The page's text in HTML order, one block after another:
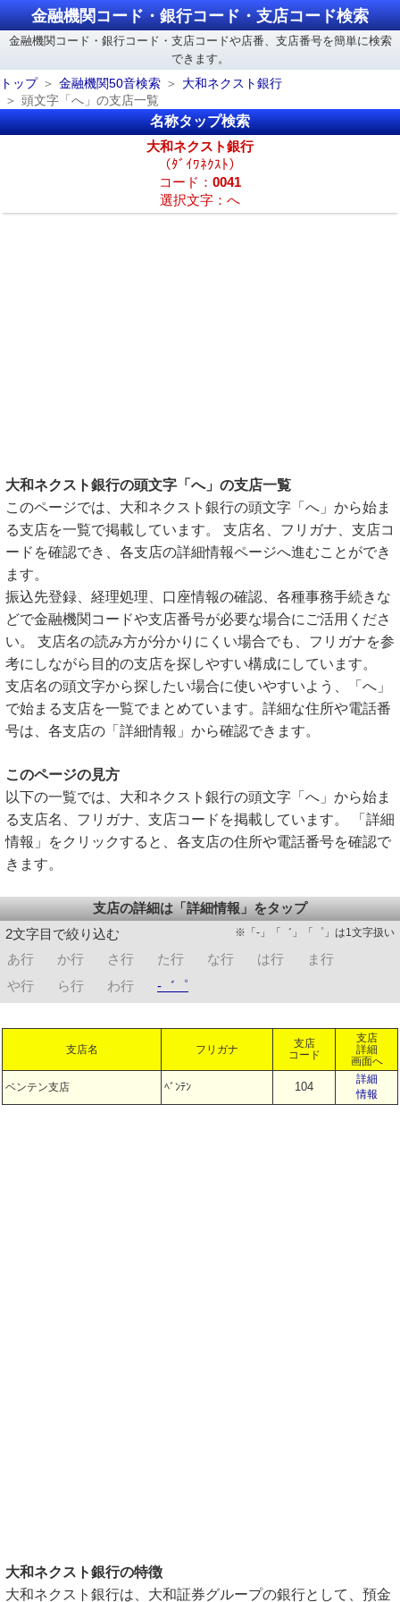
金融機関コード・銀行コード・支店コード検索
金融機関コード・銀行コード・支店コードや店番、支店番号を簡単に検索
できます。
トップ
金融機関50音検索
大和ネクスト銀行
頭文字「へ」の支店一覧
名称タップ検索
大和ネクスト銀行
（ﾀﾞｲﾜﾈｸｽﾄ）
コード： 0041
選択文字：へ
大和ネクスト銀行の頭文字「へ」の支店一覧
このページでは、大和ネクスト銀行の頭文字「へ」から始ま
る支店を一覧で掲載しています。 支店名、フリガナ、支店コ
ードを確認でき、各支店の詳細情報ページへ進むことができ
ます。
振込先登録、経理処理、口座情報の確認、各種事務手続きな
どで金融機関コードや支店番号が必要な場合にご活用くださ
い。 支店名の読み方が分かりにくい場合でも、フリガナを参
考にしながら目的の支店を探しやすい構成にしています。
支店名の頭文字から探したい場合に使いやすいよう、「へ」
で始まる支店を一覧でまとめています。詳細な住所や電話番
号は、各支店の「詳細情報」から確認できます。
このページの見方
以下の一覧では、大和ネクスト銀行の頭文字「へ」から始ま
る支店名、フリガナ、支店コードを掲載しています。 「詳細
情報」をクリックすると、各支店の住所や電話番号を確認で
きます。
支店の詳細は「詳細情報」をタップ
2文字目で絞り込む
※「-」「゛」「゜」は1文字扱い
あ行 か行 さ行 た行 な行 は行
ま行
や行
ら行 わ行 -゛゜
支店名 フリガナ
支店
コード
支店
詳細
画面へ
ベンテン支店 ﾍﾞﾝﾃﾝ 104
詳細
情報
大和ネクスト銀行の特徴
大和ネクスト銀行は、大和証券グループの銀行として、預金